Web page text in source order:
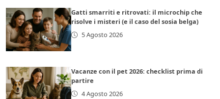
Gatti smarriti e ritrovati: il microchip che
risolve i misteri (e il caso del sosia belga)
5 Agosto 2026
Vacanze con il pet 2026: checklist prima di
partire
4 Agosto 2026